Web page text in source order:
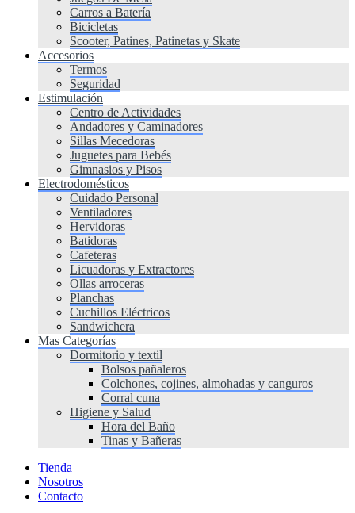
Carros a Batería
Bicicletas
Scooter, Patines, Patinetas y Skate
Accesorios
Termos
Seguridad
Estimulación
Centro de Actividades
Andadores y Caminadores
Sillas Mecedoras
Juguetes para Bebés
Gimnasios y Pisos
Electrodomésticos
Cuidado Personal
Ventiladores
Hervidoras
Batidoras
Cafeteras
Licuadoras y Extractores
Ollas arroceras
Planchas
Cuchillos Eléctricos
Sandwichera
Mas Categorías
Dormitorio y textil
Bolsos pañaleros
Colchones, cojines, almohadas y canguros
Corral cuna
Higiene y Salud
Hora del Baño
Tinas y Bañeras
Tienda
Nosotros
Contacto